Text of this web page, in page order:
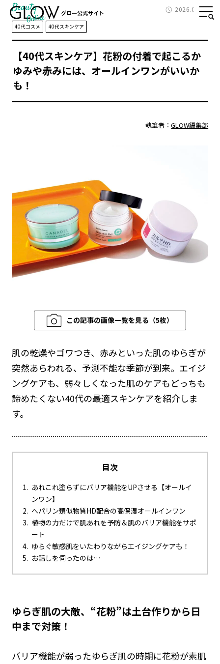
グロー公式サイト 2026.04.04
Beauty
40代コスメ 40代スキンケア
【40代スキンケア】花粉の付着で起こるか
ゆみや赤みには、オールインワンがいいか
も！
執筆者：GLOW編集部
この記事の画像一覧を見る（5枚）
肌の乾燥やゴワつき、赤みといった肌のゆらぎが
突然あらわれる、予測不能な季節が到来。エイジ
ングケアも、弱々しくなった肌のケアもどっちも
諦めたくない40代の最適スキンケアを紹介しま
す。
目次
あれこれ塗らずにバリア機能をUPさせる【オールイ
ンワン】
へパリン類似物質HD配合の高保湿オールインワン
植物の力だけで肌あれを予防＆肌のバリア機能をサポ
ート
ゆらぐ敏感肌をいたわりながらエイジングケアも！
お話しを伺ったのは…
ゆらぎ肌の大敵、“花粉”は土台作りから日
中まで対策！
バリア機能が弱ったゆらぎ肌の時期に花粉が素肌